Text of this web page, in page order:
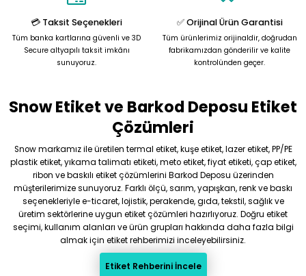
Gönder
💳 Taksit Seçenekleri
Tüm banka kartlarına güvenli ve 3D
Secure altyapılı taksit imkânı
sunuyoruz.
✅ Orijinal Ürün Garantisi
Tüm ürünlerimiz orijinaldir, doğrudan
fabrikamızdan gönderilir ve kalite
kontrolünden geçer.
Snow Etiket ve Barkod Deposu Etiket
Çözümleri
Snow markamız ile üretilen termal etiket, kuşe etiket, lazer etiket, PP/PE
plastik etiket, yıkama talimatı etiketi, meto etiket, fiyat etiketi, çap etiket,
ribon ve baskılı etiket çözümlerini Barkod Deposu üzerinden
müşterilerimize sunuyoruz. Farklı ölçü, sarım, yapışkan, renk ve baskı
seçenekleriyle e-ticaret, lojistik, perakende, gıda, tekstil, sağlık ve
üretim sektörlerine uygun etiket çözümleri hazırlıyoruz. Doğru etiket
seçimi, kullanım alanları ve ürün grupları hakkında daha fazla bilgi
almak için etiket rehberimizi inceleyebilirsiniz.
Etiket Rehberini İncele